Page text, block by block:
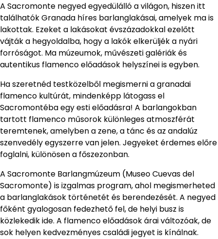
A Sacromonte negyed egyedülálló a világon, hiszen itt
találhatók Granada híres barlanglakásai, amelyek ma is
lakottak. Ezeket a lakásokat évszázadokkal ezelőtt
vájták a hegyoldalba, hogy a lakók elkerüljék a nyári
forróságot. Ma múzeumok, művészeti galériák és
autentikus flamenco előadások helyszínei is egyben.
Ha szeretnéd testközelből megismerni a granadai
flamenco kultúrát, mindenképp látogass el
Sacromontéba egy esti előadásra! A barlangokban
tartott flamenco műsorok különleges atmoszférát
teremtenek, amelyben a zene, a tánc és az andalúz
szenvedély egyszerre van jelen. Jegyeket érdemes előre
foglalni, különösen a főszezonban.
A Sacromonte Barlangmúzeum (Museo Cuevas del
Sacromonte) is izgalmas program, ahol megismerheted
a barlanglakások történetét és berendezését. A negyed
főként gyalogosan fedezhető fel, de helyi busz is
közlekedik ide. A flamenco előadások árai változóak, de
sok helyen kedvezményes családi jegyet is kínálnak.